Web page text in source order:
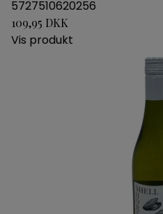
5727510620256
109,95 DKK
Vis produkt